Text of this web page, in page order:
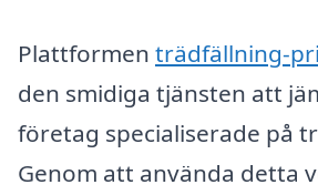
Plattformen trädfällning-
den smidiga tjänsten att
företag specialiserade på
Genom att använda detta